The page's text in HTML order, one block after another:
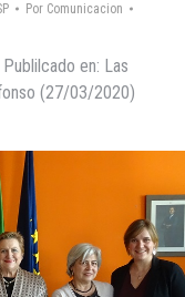
Por Comunicacion
en: Las
(27/03/2020)